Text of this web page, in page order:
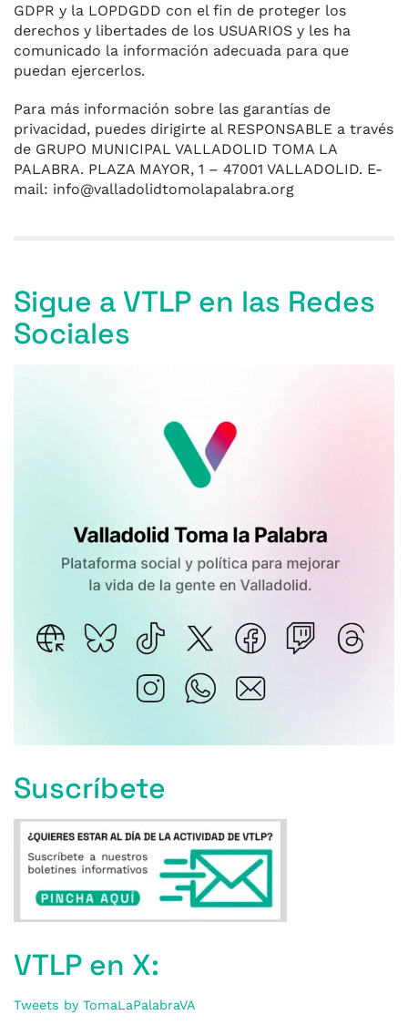
GDPR y la LOPDGDD con el fin de proteger los
derechos y libertades de los USUARIOS y les ha
comunicado la información adecuada para que
puedan ejercerlos.
Para más información sobre las garantías de
privacidad, puedes dirigirte al RESPONSABLE a través
de GRUPO MUNICIPAL VALLADOLID TOMA LA
PALABRA. PLAZA MAYOR, 1 – 47001 VALLADOLID. E-
mail: info@valladolidtomolapalabra.org
Sigue a VTLP en las Redes
Sociales
Suscríbete
VTLP en X:
Tweets by TomaLaPalabraVA